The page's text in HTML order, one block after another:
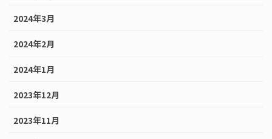
2024年3月
2024年2月
2024年1月
2023年12月
2023年11月